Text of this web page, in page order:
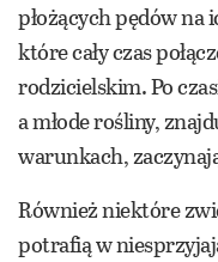
płożących pędów
które cały czas
rodzicielskim. Po
a młode rośliny,
warunkach,
Również niektóre
potrafią w